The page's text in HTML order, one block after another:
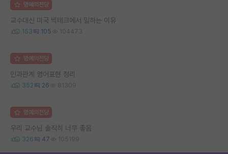
명예의전당
교수대신 미국 빅테크에서 일하는 이유
153 105 104473
명예의전당
인과관계 영어표현 정리
352 26 81309
명예의전당
우리 교수님 솔직히 너무 좋음
326 47 105199